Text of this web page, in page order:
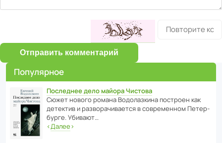
Отправить комментарий
Популярное
Последнее дело майора Чистова
Сюжет нового романа Водо­ла­з­кина пост­роен как
дете­ктив и разво­ра­чи­ва­ется в совре­менном Пете­р­
бурге. Убивают…
‹Далее›